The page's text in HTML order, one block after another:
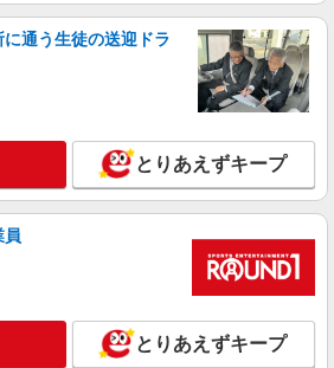
通う生徒の送迎ドラ
とりあえずキープ
員
とりあえずキープ